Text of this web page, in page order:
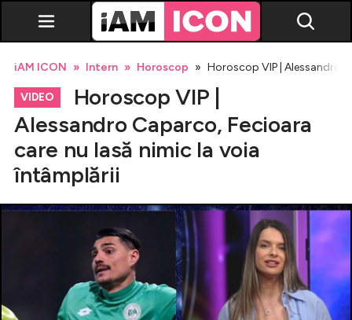
Vedete
Evenimente
Emisiuni TV
Horoscop
Lifestyle
iAM ICON Intern Horoscop Horoscop VIP | Alessandro
VIDEO
Horoscop VIP |
Alessandro Caparco, Fecioara
care nu lasă nimic la voia
întâmplării